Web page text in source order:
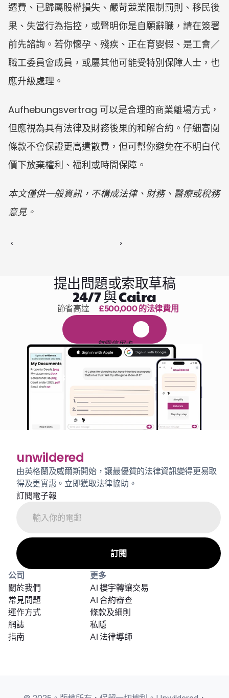
遷費、已歸屬股權損失、嚴苛競業限制罰則、移民後
果、失當行為指控，或聲明你是自願辭職，請在簽署
前先諮詢。若你懷孕、殘疾、正在育嬰假、是工會／
職工委員會成員，或屬其他可能受特別保障人士，也
應升級處理。
Aufhebungsvertrag 可以是合理的商業離場方式，
但應視為具有法律及財務後果的和解合約。仔細審閱
條款不會保證更高遣散費，但可幫你避免在不明白代
價下放棄權利、福利或時間保障。
本文僅供一般資訊，不構成法律、財務、醫療或稅務
意見。
‹ ›
提出問題或索取草稿
24/7 與 Caira
1,000 小時的閱讀
節省高達 £500,000 的法律費用
無需信用卡
unwildered
由英格蘭及威爾斯開始，讓最優質的法律資訊變得更易取
得及更實惠。立即獲取法律協助。
訂閱電子報
公司
關於我們
常見問題
運作方式
網誌
指南
更多
條款及細則
AI 合約審查
AI 法律導師
私隱
AI 樓宇轉讓交易